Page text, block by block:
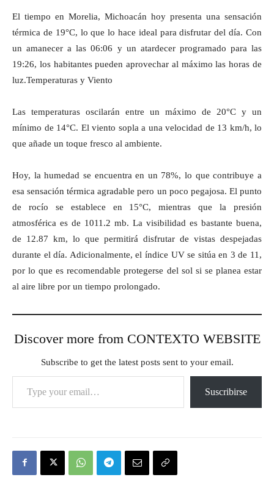
El tiempo en Morelia, Michoacán hoy presenta una sensación
térmica de 19°C, lo que lo hace ideal para disfrutar del día. Con
un amanecer a las 06:06 y un atardecer programado para las
19:26, los habitantes pueden aprovechar al máximo las horas de
luz.Temperaturas y Viento
Las temperaturas oscilarán entre un máximo de 20°C y un
mínimo de 14°C. El viento sopla a una velocidad de 13 km/h, lo
que añade un toque fresco al ambiente.
Hoy, la humedad se encuentra en un 78%, lo que contribuye a
esa sensación térmica agradable pero un poco pegajosa. El punto
de rocío se establece en 15°C, mientras que la presión
atmosférica es de 1011.2 mb. La visibilidad es bastante buena,
de 12.87 km, lo que permitirá disfrutar de vistas despejadas
durante el día. Adicionalmente, el índice UV se sitúa en 3 de 11,
por lo que es recomendable protegerse del sol si se planea estar
al aire libre por un tiempo prolongado.
Discover more from CONTEXTO WEBSITE
Subscribe to get the latest posts sent to your email.
Type your email…
Suscribirse